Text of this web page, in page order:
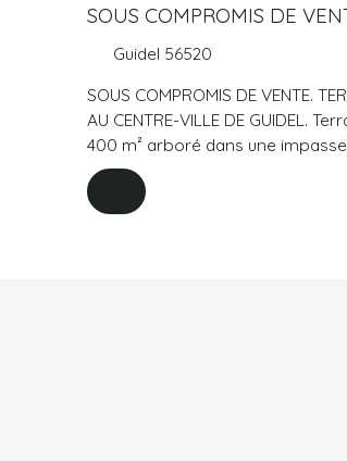
SOUS COMPROMIS DE
A BATIR AU CENTRE-VILLE
Guidel 56520
SOUS COMPROMIS DE VENTE.
AU CENTRE-VILLE DE GUIDEL.
400 m² arboré dans une
honoraires d'agence inclus de
de l'acquéreur. Prix hors
AGENCE GUIDE IMMOBILIER.